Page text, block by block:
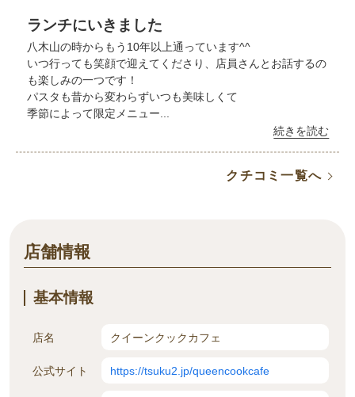
ランチにいきました
八木山の時からもう10年以上通っています^^
いつ行っても笑顔で迎えてくださり、店員さんとお話するの
も楽しみの一つです！
パスタも昔から変わらずいつも美味しくて
季節によって限定メニュー...
続きを読む
クチコミ一覧へ
店舗情報
基本情報
店名 クイーンクックカフェ
公式サイト https://tsuku2.jp/queencookcafe